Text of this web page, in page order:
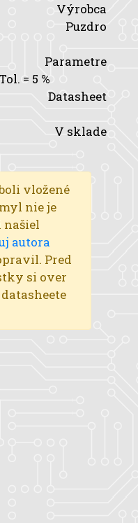
Výrobca
Puzdro
Parametre
Tol. = 5 %
Datasheet
V sklade
vložené
nie je
našiel
autora
Pred
si over